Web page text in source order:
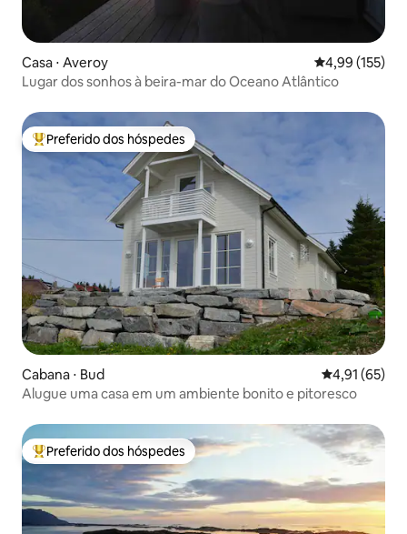
Casa ⋅ Averoy 4,99 de uma
4,99 (155)
Lugar dos sonhos à beira-mar do Oceano Atlântico
Entre os melhores preferidos dos hóspedes
Preferido dos hóspedes
Cabana ⋅ Bud 4,91 de uma
4,91 (65)
Alugue uma casa em um ambiente bonito e pitoresco
Entre os melhores preferidos dos hóspedes
Preferido dos hóspedes